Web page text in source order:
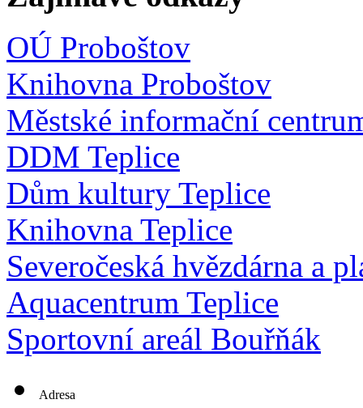
OÚ Proboštov
Knihovna Proboštov
Městské informační
DDM Teplice
Dům kultury Teplice
Knihovna Teplice
Severočeská hvězdárna a
Aquacentrum Teplice
Sportovní areál Bouřňák
Adresa